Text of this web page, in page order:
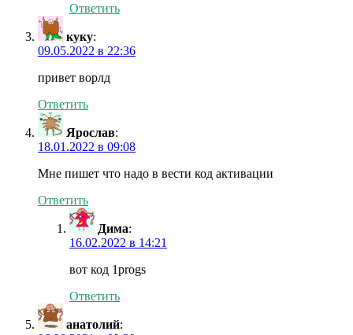
Ответить
куку:
09.05.2022 в 22:36
привет ворлд
Ответить
Ярослав:
18.01.2022 в 09:08
Мне пишет что надо в вести код активации
Ответить
Дима:
16.02.2022 в 14:21
вот код 1progs
Ответить
анатолий: